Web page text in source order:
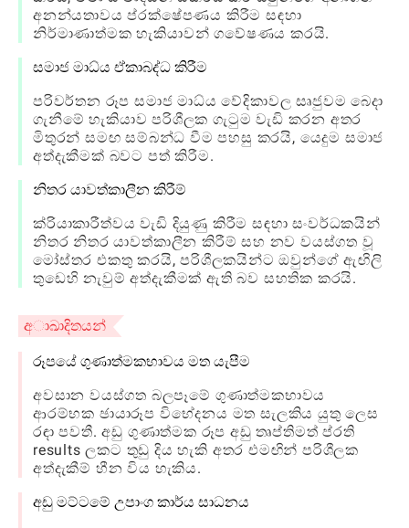
අනන්යතාවය ප්රක්ෂේපණය කිරීම සඳහා
නිර්මාණාත්මක හැකියාවන් ගවේෂණය කරයි.
සමාජ මාධ්ය ඒකාබද්ධ කිරීම
පරිවර්තන රූප සමාජ මාධ්ය වේදිකාවල සෘජුවම බෙදා
ගැනීමේ හැකියාව පරිශීලක ගැටුම වැඩි කරන අතර
මිතුරන් සමඟ සම්බන්ධ වීම පහසු කරයි, යෙදුම සමාජ
අත්දැකීමක් බවට පත් කිරීම.
නිතර යාවත්කාලීන කිරීම්
ක්රියාකාරීත්වය වැඩි දියුණු කිරීම සඳහා සංවර්ධකයින්
නිතර නිතර යාවත්කාලීන කිරීම් සහ නව වයස්ගත වූ
මෝස්තර එකතු කරයි, පරිශීලකයින්ට ඔවුන්ගේ ඇඟිලි
තුඩෙහි නැවුම් අත්දැකීමක් ඇති බව සහතික කරයි.
අාඛාදිතයන්
රූපයේ ගුණාත්මකභාවය මත යැපීම
අවසාන වයස්ගත බලපෑමේ ගුණාත්මකභාවය
ආරම්භක ඡායාරූප විභේදනය මත සැලකිය යුතු ලෙස
රඳා පවතී. අඩු ගුණාත්මක රූප අඩු තෘප්තිමත් ප්රති
results ලකට තුඩු දිය හැකි අතර එමඟින් පරිශීලක
අත්දැකීම් හීන විය හැකිය.
අඩු මට්ටමේ උපාංග කාර්ය සාධනය